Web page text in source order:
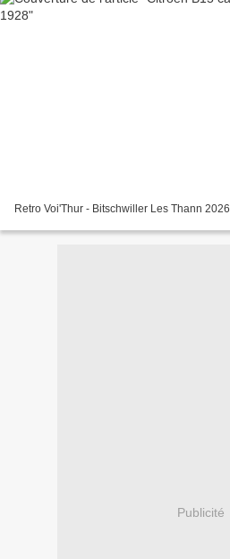
Retro Voi'Thur - Bitschwiller Les Thann 2026
Publicité